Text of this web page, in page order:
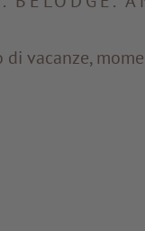
vacanze,